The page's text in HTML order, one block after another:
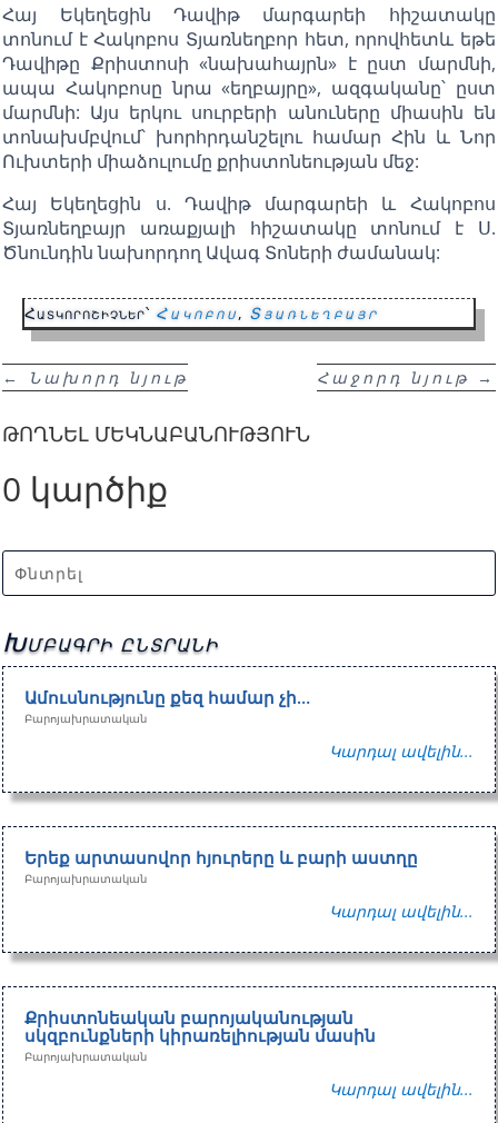
Հայ Եկեղեցին Դավիթ մարգարեի հիշատակը
տոնում է Հակոբոս Տյառնեղբոր հետ, որովհետև եթե
Դավիթը Քրիստոսի «նախահայրն» է ըստ մարմնի,
ապա Հակոբոսը նրա «եղբայրը», ազգականը՝ ըստ
մարմնի: Այս երկու սուրբերի անուները միասին են
տոնախմբվում՝ խորհրդանշելու համար Հին և Նոր
Ուխտերի միաձուլումը քրիստոնեության մեջ:
Հայ Եկեղեցին ս. Դավիթ մարգարեի և Հակոբոս
Տյառնեղբայր առաքյալի հիշատակը տոնում է Ս.
Ծնունդին նախորդող Ավագ Տոների ժամանակ:
Հատկորոշիչներ՝ Հակոբոս, Տյառնեղբայր
← Նախորդ նյութ Հաջորդ նյութ →
ԹՈՂՆԵԼ ՄԵԿՆԱԲԱՆՈՒԹՅՈՒՆ
0 կարծիք
Խմբագրի ընտրանի
Ամուսնությունը քեզ համար չի…
Բարոյախրատական
Կարդալ ավելին...
Երեք արտասովոր հյուրերը և բարի աստղը
Բարոյախրատական
Կարդալ ավելին...
Քրիստոնեական բարոյականության
սկզբունքների կիրառելիության մասին
Բարոյախրատական
Կարդալ ավելին...